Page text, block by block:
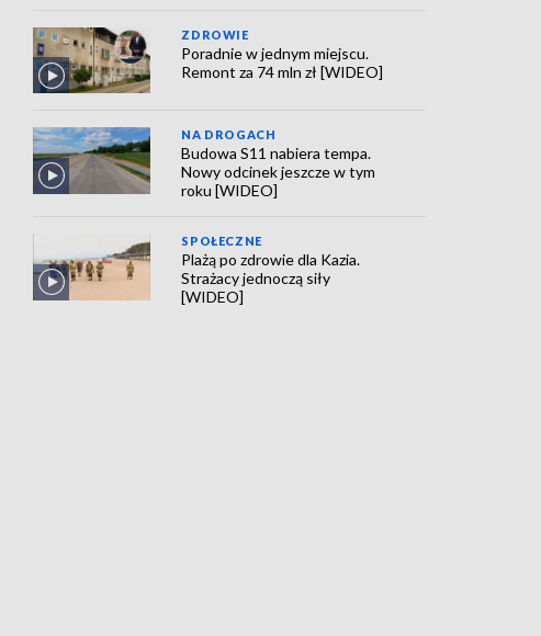
ZDROWIE
Poradnie w jednym miejscu.
Remont za 74 mln zł [WIDEO]
NA DROGACH
Budowa S11 nabiera tempa.
Nowy odcinek jeszcze w tym
roku [WIDEO]
SPOŁECZNE
Plażą po zdrowie dla Kazia.
Strażacy jednoczą siły
[WIDEO]